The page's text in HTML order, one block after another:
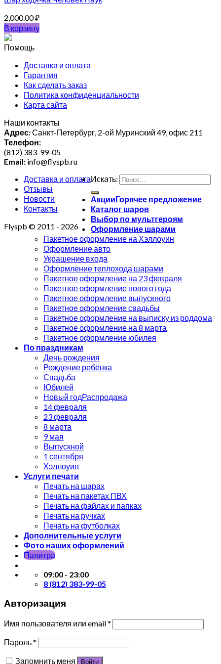
2,000.00₽
В корзину
Помощь
Доставка и оплата
Гарантия
Как сделать заказ
Политика конфиденциальности
Карта сайта
Наши контакты
Адрес:Санкт-Петербург, 2-ой Муринский 49, офис 211
Телефон:
(812) 383-99-05
Email: info@flyspb.ru
Доставка и оплата
Отзывы
Новости
Контакты
Flyspb © 2011 - 2026
Искать:
Акции
Каталог шаров
Выбор по мультгероям
Оформление шарами
Пакетное оформление на Хэллоуин
Оформление авто
Украшение входа
Оформление теплохода шарами
Пакетное оформление на 23 февраля
Пакетное оформление нового года
Пакетное оформление выпускного
Пакетное оформление свадьбы
Пакетное оформление на выписку из роддома
Пакетное оформление на 8 марта
Пакетное оформление юбилея
По праздникам
День рождения
Рождение ребёнка
Свадьба
Юбилей
Новый год
14 февраля
23 февраля
8 марта
9 мая
Выпускной
1 сентября
Хэллоуин
Услуги печати
Печать на шарах
Печать на пакетах ПВХ
Печать на файлах и папках
Печать на ручках
Печать на футболках
Дополнительные услуги
Фото наших оформлений
Палитра
09:00 - 23:00
8 (812) 383-99-05
Авторизация
Имя пользователя или email*
Пароль*
Запомнить меня
Войти